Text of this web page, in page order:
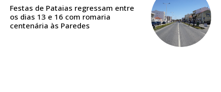
Acesso aos conteúdos Exclusivos para
assinantes
Festas de Pataias regressam entre
os dias 13 e 16 com romaria
centenária às Paredes